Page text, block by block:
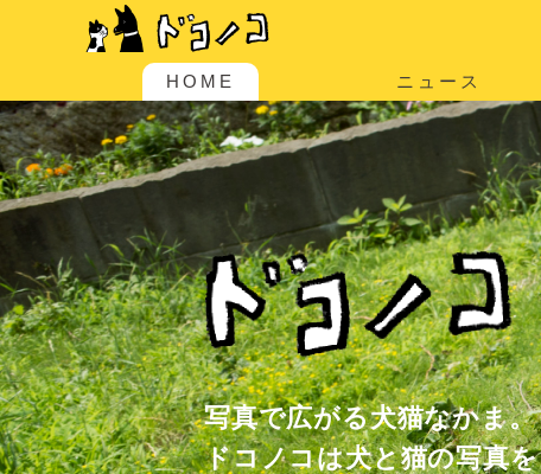
HOME ニュース
写真で広がる犬猫なかま。
ドコノコは犬と猫の写真を